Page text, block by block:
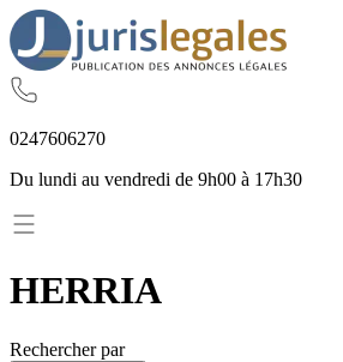
0247606270
Du lundi au vendredi de 9h00 à 17h30
HERRIA
Rechercher par